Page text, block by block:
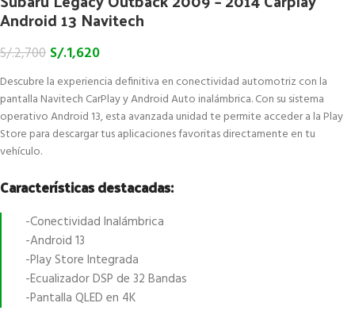
Android 13 Navitech
S/.2,700 S/.1,620
Descubre la experiencia definitiva en conectividad automotriz con la
pantalla Navitech CarPlay y Android Auto inalámbrica. Con su sistema
operativo Android 13, esta avanzada unidad te permite acceder a la Play
Store para descargar tus aplicaciones favoritas directamente en tu
vehículo.
Características destacadas:
-Conectividad Inalámbrica
-Android 13
-Play Store Integrada
-Ecualizador DSP de 32 Bandas
-Pantalla QLED en 4K